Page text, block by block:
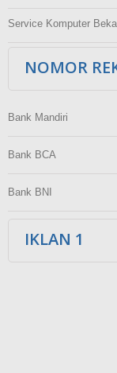
Service Komputer
NOMOR
Bank Mandiri
Bank BCA
Bank BNI
IKLAN 1